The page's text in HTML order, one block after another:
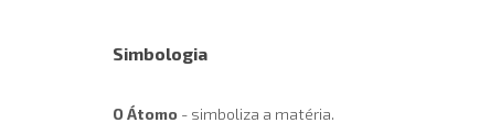
Simbologia
O Átomo - simboliza a matéria.